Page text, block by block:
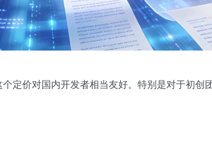
定价对国内开发者相当友好。特别是对于初创